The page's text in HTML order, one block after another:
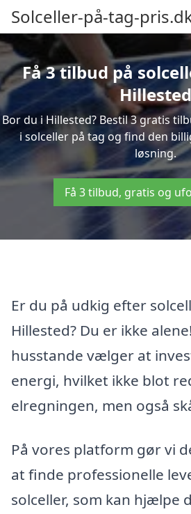
Solceller-på-tag-
Få 3 tilbud på
Hillested
Bor du i Hillested? Bestil 3 gratis
i solceller på tag og find den
løsning.
Få 3 tilbud, gratis og
Er du på udkig efter
Hillested? Du er ikke
husstande vælger at
energi, hvilket ikke blot
elregningen, men også
På vores platform gør vi
at finde professionelle
solceller, som kan hjælpe